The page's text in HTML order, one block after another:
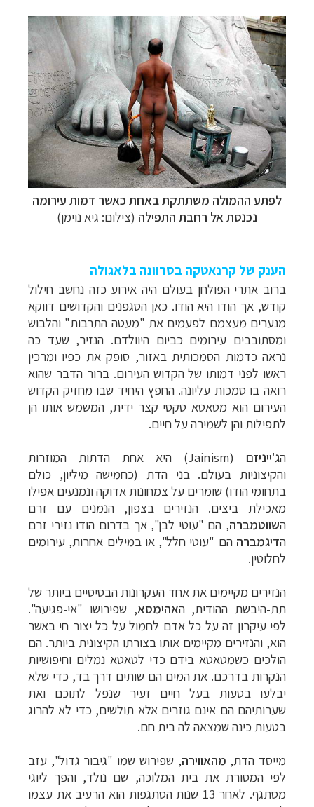
לפתע ההמולה משתתקת באחת כאשר דמות עירומה
נכנסת אל רחבת התפילה (צילום: גיא נוימן)
הענק של קרנאטקה בסרוונה בלאגולה
ברוב אתרי הפולחן בעולם היה אירוע כזה נחשב חילול
קודש, אך הודו היא הודו. כאן הסגפנים והקדושים דווקא
מנערים מעצמם לפעמים את "מעטה התרבות" והלבוש
ומסתובבים עירומים כביום היוולדם. הנזיר, שעד כה
נראה כדמות הסמכותית באזור, סופק את כפיו ומרכין
ראשו לפני דמותו של הקדוש העירום. ברור הדבר שהוא
רואה בו סמכות עליונה. החפץ היחיד שבו מחזיק הקדוש
העירום הוא מטאטא טקסי קצר ידית, המשמש אותו הן
לתפילות והן לשמירה על חיים.
הג'ייניזם (
Jainism) היא אחת הדתות המוזרות
והקיצוניות בעולם. בני הדת (כחמישה מיליון, כולם
בתחומי הודו) שומרים על צמחונות אדוקה ונמנעים אפילו
מאכילת ביצים. הנזירים בצפון, הנמנים עם זרם
השווטמברה, הם "עוטי לבן", אך בדרום הודו נזירי זרם
הדיגמברה הם "עוטי חלל", או במילים אחרות, עירומים
לחלוטין.
הנזירים מקיימים את אחד העקרונות הבסיסיים ביותר של
תת-היבשת ההודית, האהימסא, שפירושו "אי-פגיעה".
לפי עיקרון זה על כל אדם לחמול על כל יצור חי באשר
הוא, והנזירים מקיימים אותו בצורתו הקיצונית ביותר. הם
הולכים כשמטאטא בידם כדי לטאטא נמלים וחיפושיות
הנקרות בדרכם. את המים הם שותים דרך בד, כדי שלא
יבלעו בטעות בעל חיים זעיר שנפל לתוכם ואת
שערותיהם הם אינם גוזרים אלא תולשים, כדי לא להרוג
בטעות כינה שמצאה לה בית חם.
מייסד הדת, מהאווירה, שפירוש שמו "גיבור גדול", עזב
לפי המסורת את בית המלוכה, שם נולד, והפך ליוגי
מסתגף. לאחר 13 שנות הסתגפות הוא הרעיב את עצמו